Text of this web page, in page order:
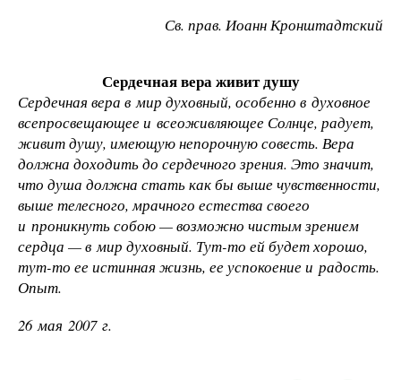
Св. прав. Иоанн Кронштадтский
Сердечная вера живит душу
Сердечная вера в мир духовный, особенно в духовное
всепросвещающее и всеоживляющее Солнце, радует,
живит душу, имеющую непорочную совесть. Вера
должна доходить до сердечного зрения. Это значит,
что душа должна стать как бы выше чувственности,
выше телесного, мрачного естества своего
и проникнуть собою — возможно чистым зрением
сердца — в мир духовный. Тут-то ей будет хорошо,
тут-то ее истинная жизнь, ее успокоение и радость.
Опыт.
26 мая 2007 г.